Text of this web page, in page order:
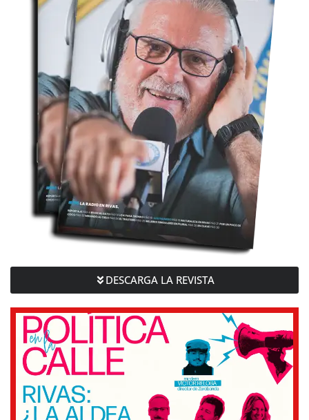
DESCARGA LA REVISTA